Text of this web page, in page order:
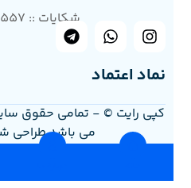
شکایات :: 09122253557
نماد اعتماد
کپی رایت © - تمامی حقوق
می باشد.طراحی